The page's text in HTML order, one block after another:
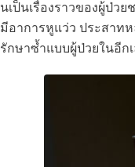
นเป็นเรื่องราวของผู้ป่ว
มีอาการหูแว่ว ประสาท
รักษาซ้ำแบบผู้ป่วยในอีก